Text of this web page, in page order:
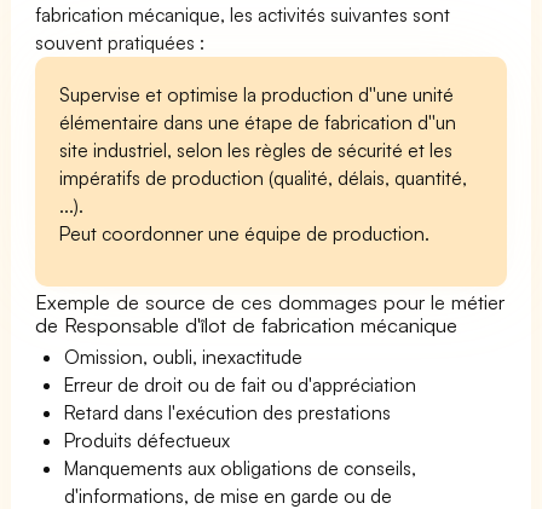
fabrication mécanique, les activités suivantes sont
souvent pratiquées :
Supervise et optimise la production d''une unité
élémentaire dans une étape de fabrication d''un
site industriel, selon les règles de sécurité et les
impératifs de production (qualité, délais, quantité,
...).
Peut coordonner une équipe de production.
Exemple de source de ces dommages pour le métier
de Responsable d'îlot de fabrication mécanique
Omission, oubli, inexactitude
Erreur de droit ou de fait ou d'appréciation
Retard dans l'exécution des prestations
Produits défectueux
Manquements aux obligations de conseils,
d'informations, de mise en garde ou de